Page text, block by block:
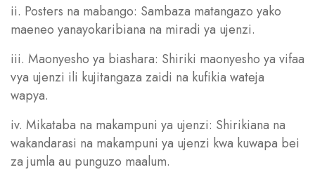
ii. Posters na mabango: Sambaza matangazo yako
maeneo yanayokaribiana na miradi ya ujenzi.
iii. Maonyesho ya biashara: Shiriki maonyesho ya vifaa
vya ujenzi ili kujitangaza zaidi na kufikia wateja
wapya.
iv. Mikataba na makampuni ya ujenzi: Shirikiana na
wakandarasi na makampuni ya ujenzi kwa kuwapa bei
za jumla au punguzo maalum.